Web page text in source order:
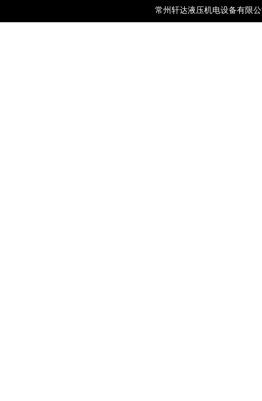
常州轩达液压机电设备